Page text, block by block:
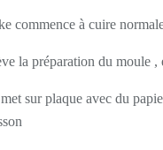
commence à cuire
la préparation du moule ,
met sur plaque avec du